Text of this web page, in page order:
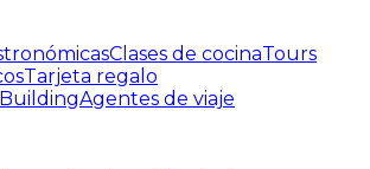
Clases de cocinaTours
Tarjeta regalo
Agentes de viaje